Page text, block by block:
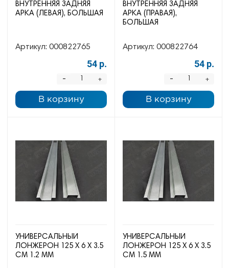
ВНУТРЕННЯЯ ЗАДНЯЯ
АРКА (ЛЕВАЯ), БОЛЬШАЯ
Артикул: 000822765
54 р.
+
-
В корзину
ВНУТРЕННЯЯ ЗАДНЯЯ
АРКА (ПРАВАЯ),
БОЛЬШАЯ
Артикул: 000822764
54 р.
+
-
В корзину
УНИВЕРСАЛЬНЫЙ
ЛОНЖЕРОН 125 Х 6 Х 3.5
СМ 1.2 ММ
УНИВЕРСАЛЬНЫЙ
ЛОНЖЕРОН 125 Х 6 Х 3.5
СМ 1.5 ММ